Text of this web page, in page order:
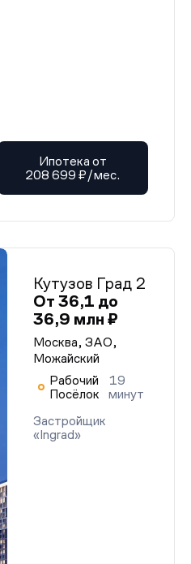
Ипотека от
208 699 ₽/мес.
Кутузов Град 2
От 36,1 до
36,9 млн ₽
Москва, ЗАО,
Можайский
Рабочий
Посёлок
19
минут
Застройщик
«Ingrad»